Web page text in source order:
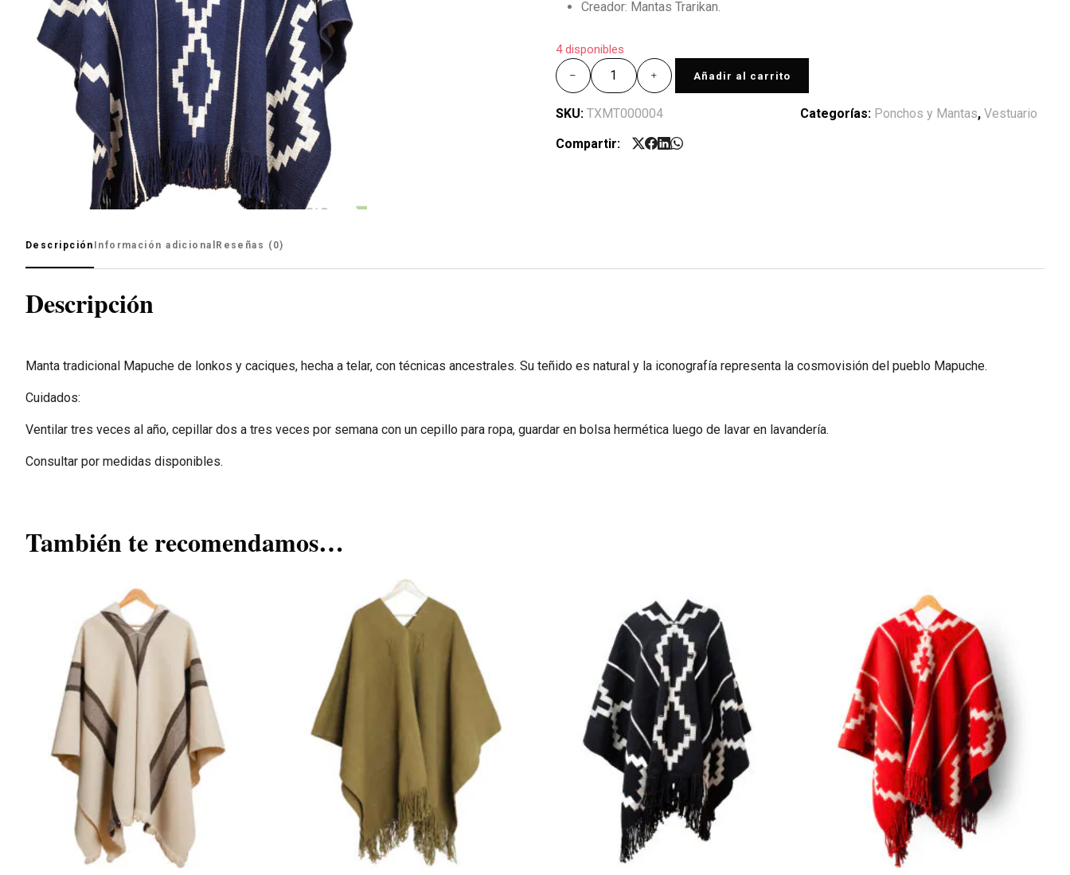
Creador: Mantas Trarikan.
4 disponibles
Añadir al carrito
SKU: TXMT000004 Categorías: Ponchos y Mantas, Vestuario
Compartir:
Descripción Información adicional Reseñas (0)
Descripción
Manta tradicional Mapuche de lonkos y caciques, hecha a telar, con técnicas ancestrales. Su teñido es natural y la iconografía representa la cosmovisión del pueblo Mapuche.
Cuidados:
Ventilar tres veces al año, cepillar dos a tres veces por semana con un cepillo para ropa, guardar en bolsa hermética luego de lavar en lavandería.
Consultar por medidas disponibles.
También te recomendamos…